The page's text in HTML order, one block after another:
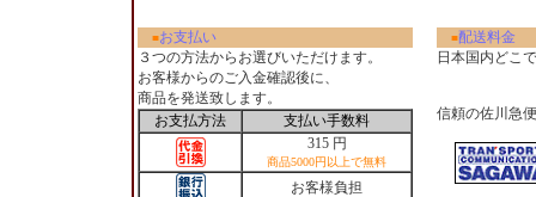
■お支払い
３つの方法からお選びいただけます。
お客様からのご入金確認後に、
商品を発送致します。
お支払方法
支払い手数料
315 円
商品5000円以上で無料
お客様負担
■配送料金
日本国内どこ
信頼の佐川急